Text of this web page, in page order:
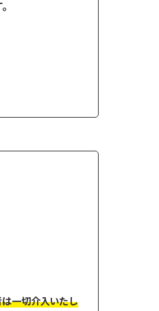
一切介入いたし